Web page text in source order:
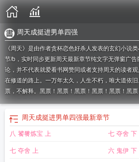
周天成挺进男单四强
《周天》是由作者贪杯恋色好杀人发表的玄幻小说
节/b，实时同步更新周天最新章节纯文字无弹窗广
论，并不代表就爱看书网赞同或者支持周天的读者
在修道的路上。一万年太久，人生不朽，唯大道
票，不解释。黑票！黑票！黑票！黑票！黑票！黑
我们是黑票王朝！ＰＳ２：书友奉献了一个企鹅群
空的筒子进来扯淡，能贡献黑票尤佳。如果您对小
有质疑的，或对本站有意见建议的请告诉我们，如
有错误请点击错误举报告诉我们。请支持作者的周
博里的朋友推荐哦！
周天伟谈国家安全观 周天消防
周天成挺进男单四强最新章节
八 饕餮炼宝 上 七 夺舍 下
七 夺舍 上 六 鬼伊 下